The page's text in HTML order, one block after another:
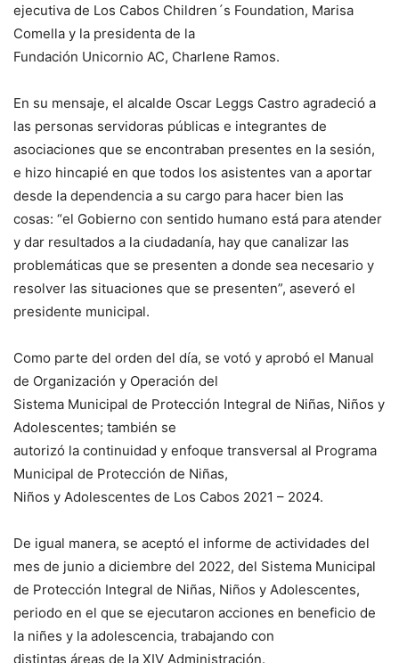
ejecutiva de Los Cabos Children´s Foundation, Marisa
Comella y la presidenta de la
Fundación Unicornio AC, Charlene Ramos.
En su mensaje, el alcalde Oscar Leggs Castro agradeció a
las personas servidoras públicas e integrantes de
asociaciones que se encontraban presentes en la sesión,
e hizo hincapié en que todos los asistentes van a aportar
desde la dependencia a su cargo para hacer bien las
cosas: “el Gobierno con sentido humano está para atender
y dar resultados a la ciudadanía, hay que canalizar las
problemáticas que se presenten a donde sea necesario y
resolver las situaciones que se presenten”, aseveró el
presidente municipal.
Como parte del orden del día, se votó y aprobó el Manual
de Organización y Operación del
Sistema Municipal de Protección Integral de Niñas, Niños y
Adolescentes; también se
autorizó la continuidad y enfoque transversal al Programa
Municipal de Protección de Niñas,
Niños y Adolescentes de Los Cabos 2021 – 2024.
De igual manera, se aceptó el informe de actividades del
mes de junio a diciembre del 2022, del Sistema Municipal
de Protección Integral de Niñas, Niños y Adolescentes,
periodo en el que se ejecutaron acciones en beneficio de
la niñes y la adolescencia, trabajando con
distintas áreas de la XIV Administración.